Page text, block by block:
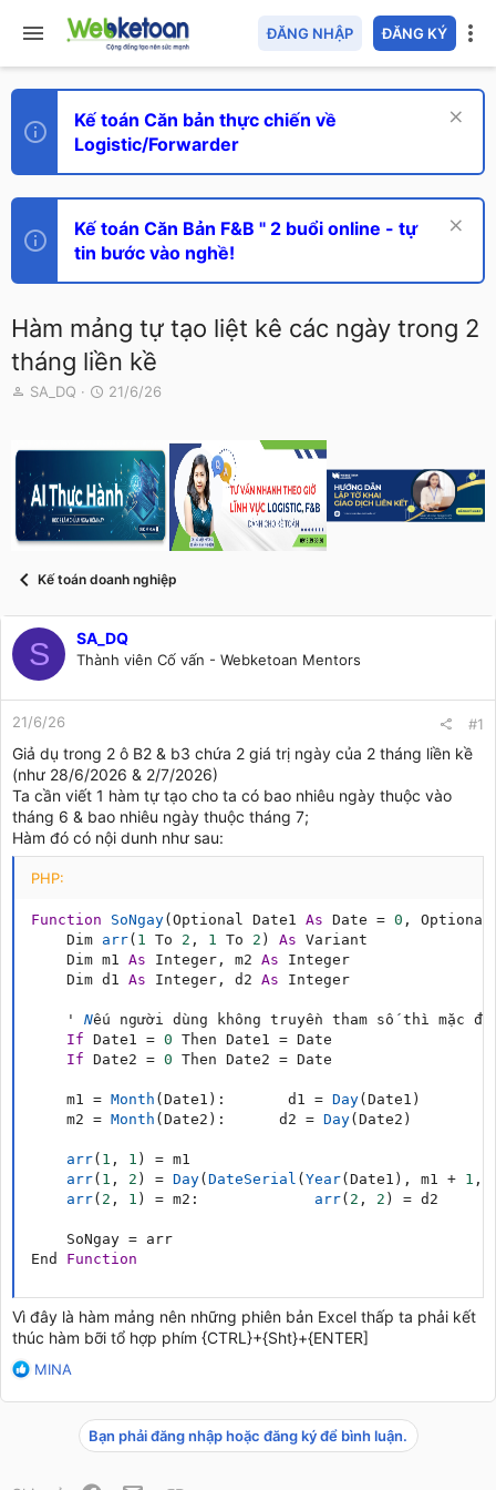
ĐĂNG NHẬP ĐĂNG KÝ
Kế toán Căn bản thực chiến về
Logistic/Forwarder
Kế toán Căn Bản F&B " 2 buổi online - tự
tin bước vào nghề!
Hàm mảng tự tạo liệt kê các ngày trong 2
tháng liền kề
T
e
a
d
s
a
r
SA_DQ
N
y
ử
i
21/6/26
Kế toán doanh nghiệp
S SA_DQ
Thành viên Cố vấn - Webketoan Mentors
21/6/26 #1
Giả dụ trong 2 ô B2 & b3 chứa 2 giá trị ngày của 2 tháng liền kề
(như 28/6/2026 & 2/7/2026)
Ta cần viết 1 hàm tự tạo cho ta có bao nhiêu ngày thuộc vào
tháng 6 & bao nhiêu ngày thuộc tháng 7;
Hàm đó có nội dunh như sau:
PHP:
Function SoNgay( Optional Date1 As Date = 0 ,
    Dim
arr( 1 To 2 , 1 To 2 ) As Variant
    Dim m1
As Integer , m2 As Integer
    Dim d1
As Integer , d2 As Integer
    '
Nếu người dùng không truyền tham số thì mặc
If Date1 = 0 Then Date1 = Date
If Date2 = 0 Then Date2 = Date
    m1
= Month ( Date1 ) :
       d1
= Day( Date1 )
    m2
= Month ( Date2 ) :
      d2
= Day( Date2 )
arr( 1 , 1 ) = m1
arr( 1 , 2 ) = Day( DateSerial ( Year( Date1 ) , m1 + 1 ,
arr( 2 , 1 ) = m2 : arr( 2 , 2 ) = d2
    SoNgay
= arr
End Function
Vì đây là hàm mảng nên những phiên bản Excel thấp ta phải kết
thúc hàm bỡi tổ hợp phím {CTRL}+{Sht}+{ENTER]
R
a
MINA
Bạn phải đăng nhập hoặc đăng ký để bình luận.